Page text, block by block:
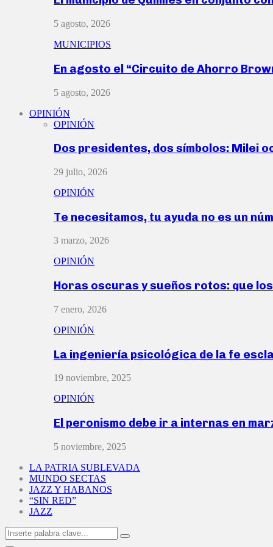
5 agosto, 2026
MUNICIPIOS
En agosto el “Circuito de Ahorro
5 agosto, 2026
OPINIÓN
OPINIÓN
Dos presidentes, dos símbolos: Milei
29 julio, 2026
OPINIÓN
Te necesitamos, tu ayuda no es un
3 marzo, 2026
OPINIÓN
Horas oscuras y sueños rotos: que
7 enero, 2026
OPINIÓN
La ingeniería psicológica de la fe
19 noviembre, 2025
OPINIÓN
El peronismo debe ir a internas en
5 noviembre, 2025
LA PATRIA SUBLEVADA
MUNDO SECTAS
JAZZ Y HABANOS
“SIN RED”
JAZZ
Search
for:
Search